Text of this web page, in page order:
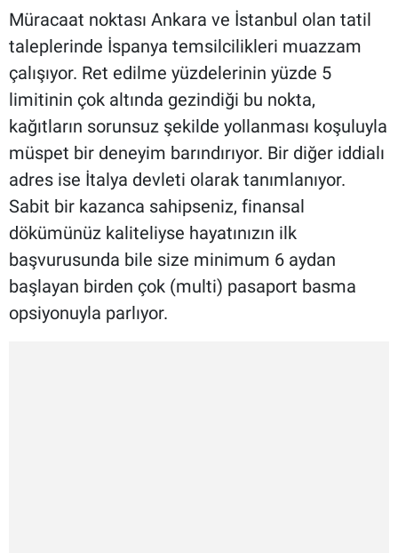
Müracaat noktası Ankara ve İstanbul olan tatil
taleplerinde İspanya temsilcilikleri muazzam
çalışıyor. Ret edilme yüzdelerinin yüzde 5
limitinin çok altında gezindiği bu nokta,
kağıtların sorunsuz şekilde yollanması koşuluyla
müspet bir deneyim barındırıyor. Bir diğer iddialı
adres ise İtalya devleti olarak tanımlanıyor.
Sabit bir kazanca sahipseniz, finansal
dökümünüz kaliteliyse hayatınızın ilk
başvurusunda bile size minimum 6 aydan
başlayan birden çok (multi) pasaport basma
opsiyonuyla parlıyor.